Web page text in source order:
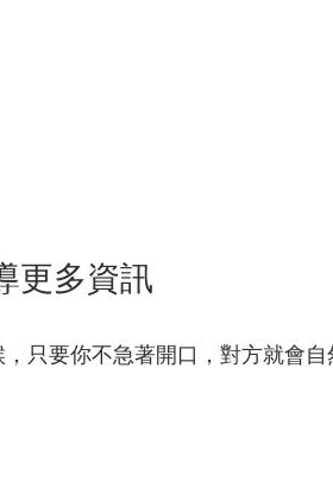
更多資訊
只要你不急著開口，對方就會自